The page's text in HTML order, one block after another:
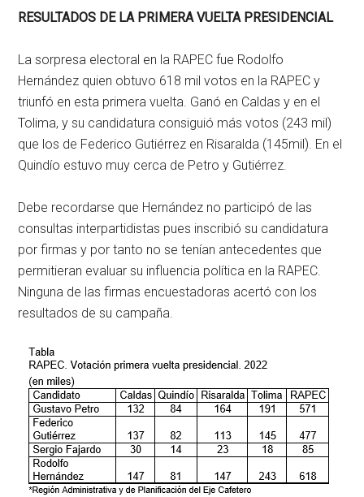
RESULTADOS DE LA PRIMERA VUELTA PRESIDENCIAL
La sorpresa electoral en la RAPEC fue Rodolfo
Hernández quien obtuvo 618 mil votos en la RAPEC y
triunfó en esta primera vuelta. Ganó en Caldas y en el
Tolima, y su candidatura consiguió más votos (243 mil)
que los de Federico Gutiérrez en Risaralda (145mil). En el
Quindío estuvo muy cerca de Petro y Gutiérrez.
Debe recordarse que Hernández no participó de las
consultas interpartidistas pues inscribió su candidatura
por firmas y por tanto no se tenían antecedentes que
permitieran evaluar su influencia política en la RAPEC.
Ninguna de las firmas encuestadoras acertó con los
resultados de su campaña.